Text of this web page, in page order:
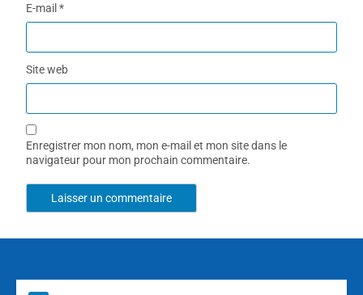
E-mail*
Site web
Enregistrer mon nom, mon e-mail et mon site dans le
navigateur pour mon prochain commentaire.